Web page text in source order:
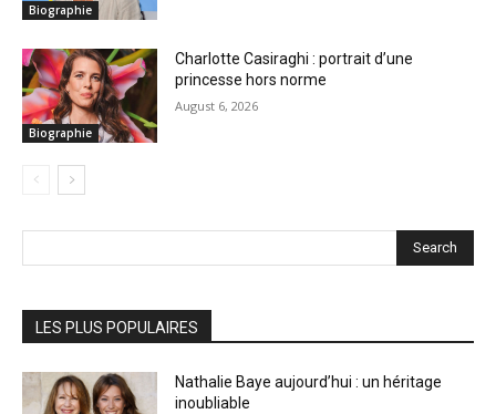
Biographie
Biographie
Charlotte Casiraghi : portrait d’une
princesse hors norme
August 6, 2026
Search
LES PLUS POPULAIRES
Nathalie Baye aujourd’hui : un héritage
inoubliable